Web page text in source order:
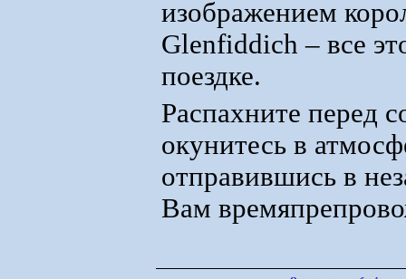
изображением
Glenfiddich – все
поездке.
Распахните перед
окунитесь в
отправившись в
Вам